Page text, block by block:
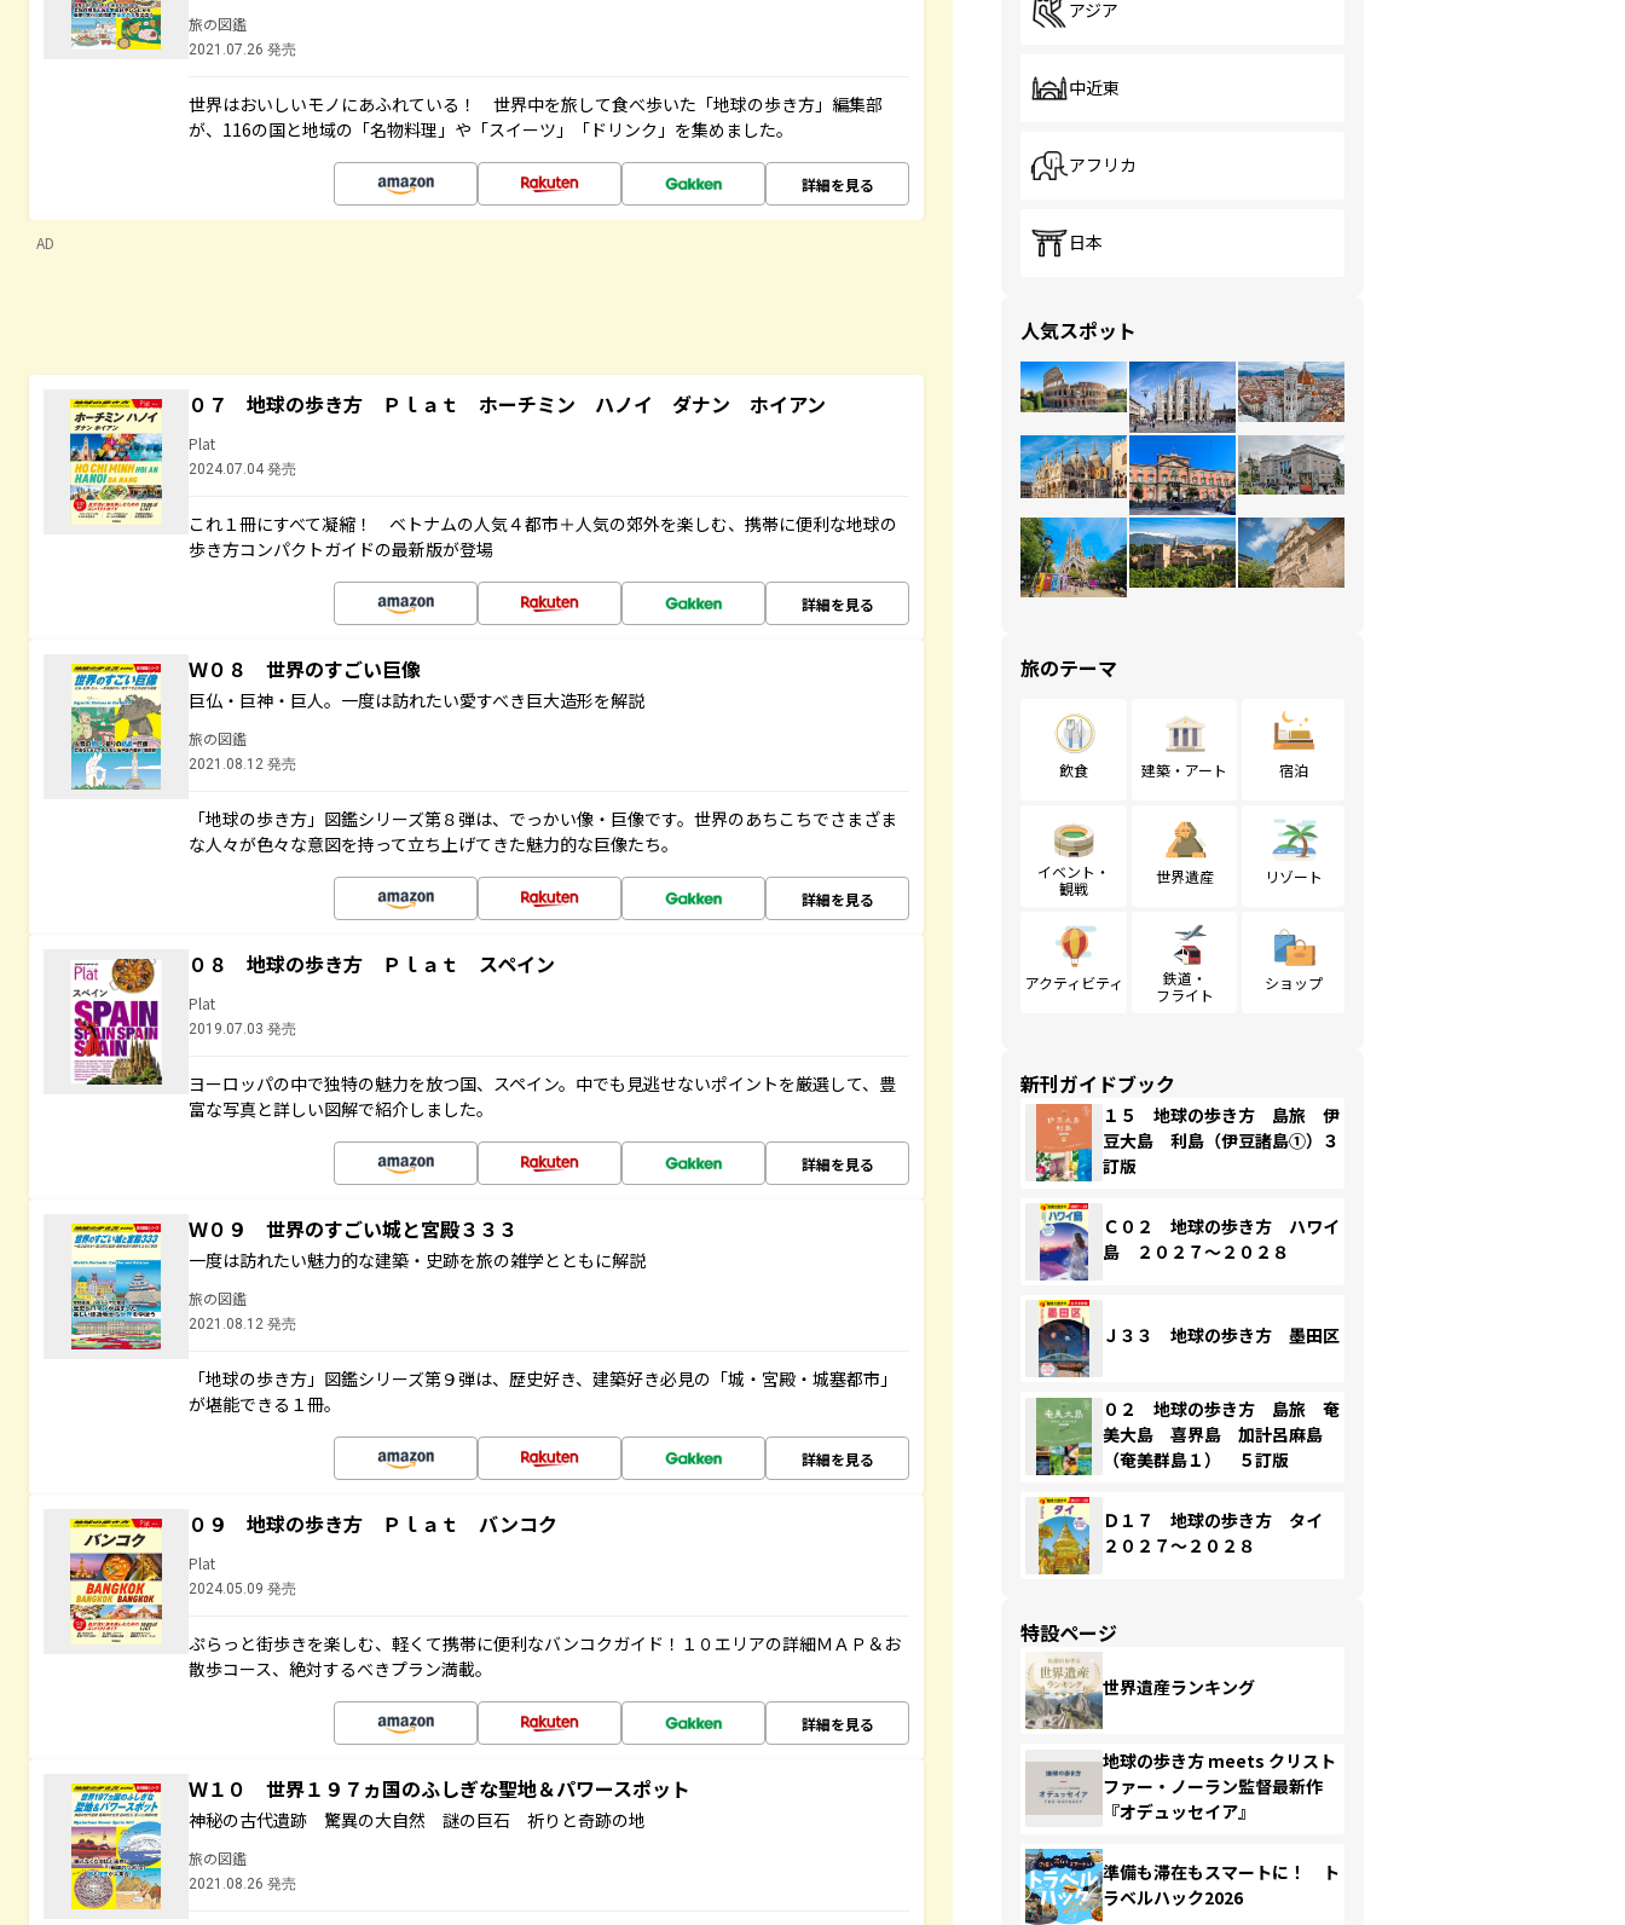
旅の図鑑
2021.07.26 発売
世界はおいしいモノにあふれている！ 世界中を旅して食べ歩いた「地球の歩き方」編集部
が、116の国と地域の「名物料理」や「スイーツ」「ドリンク」を集めました。
詳細を見る
AD
０７ 地球の歩き方 Ｐｌａｔ ホーチミン ハノイ ダナン ホイアン
Plat
2024.07.04 発売
これ１冊にすべて凝縮！ ベトナムの人気４都市＋人気の郊外を楽しむ、携帯に便利な地球の
歩き方コンパクトガイドの最新版が登場
詳細を見る
Ｗ０８ 世界のすごい巨像
巨仏・巨神・巨人。一度は訪れたい愛すべき巨大造形を解説
旅の図鑑
2021.08.12 発売
「地球の歩き方」図鑑シリーズ第８弾は、でっかい像・巨像です。世界のあちこちでさまざま
な人々が色々な意図を持って立ち上げてきた魅力的な巨像たち。
詳細を見る
０８ 地球の歩き方 Ｐｌａｔ スペイン
Plat
2019.07.03 発売
ヨーロッパの中で独特の魅力を放つ国、スペイン。中でも見逃せないポイントを厳選して、豊
富な写真と詳しい図解で紹介しました。
詳細を見る
Ｗ０９ 世界のすごい城と宮殿３３３
一度は訪れたい魅力的な建築・史跡を旅の雑学とともに解説
旅の図鑑
2021.08.12 発売
「地球の歩き方」図鑑シリーズ第９弾は、歴史好き、建築好き必見の「城・宮殿・城塞都市」
が堪能できる１冊。
詳細を見る
０９ 地球の歩き方 Ｐｌａｔ バンコク
Plat
2024.05.09 発売
ぷらっと街歩きを楽しむ、軽くて携帯に便利なバンコクガイド！１０エリアの詳細ＭＡＰ＆お
散歩コース、絶対するべきプラン満載。
詳細を見る
Ｗ１０ 世界１９７ヵ国のふしぎな聖地＆パワースポット
神秘の古代遺跡 驚異の大自然 謎の巨石 祈りと奇跡の地
旅の図鑑
2021.08.26 発売
アジア
中近東
アフリカ
日本
人気スポット
旅のテーマ
飲食 建築・アート 宿泊
イベント・
観戦
世界遺産 リゾート
アクティビティ
鉄道・
フライト
ショップ
新刊ガイドブック
１５ 地球の歩き方 島旅 伊
豆大島 利島（伊豆諸島①）３
訂版
Ｃ０２ 地球の歩き方 ハワイ
島 ２０２７～２０２８
Ｊ３３ 地球の歩き方 墨田区
０２ 地球の歩き方 島旅 奄
美大島 喜界島 加計呂麻島
（奄美群島１） ５訂版
Ｄ１７ 地球の歩き方 タイ
２０２７～２０２８
特設ページ
世界遺産ランキング
地球の歩き方 meets クリスト
ファー・ノーラン監督最新作
『オデュッセイア』
準備も滞在もスマートに！ ト
ラベルハック2026